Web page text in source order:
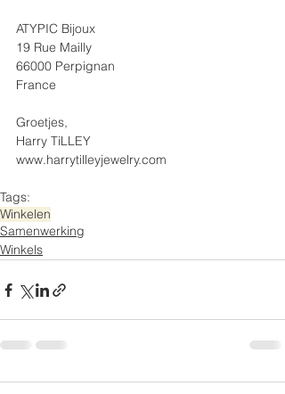
ATYPIC Bijoux
19 Rue Mailly
66000 Perpignan
France
Groetjes,
Harry TiLLEY
www.harrytilleyjewelry.com
Tags:
Winkelen
Samenwerking
Winkels